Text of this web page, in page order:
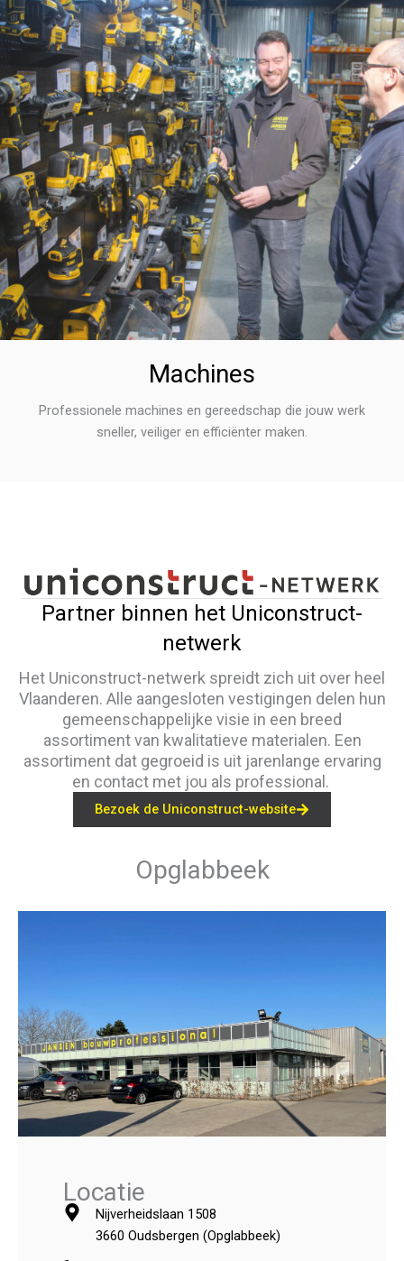
Machines
Professionele machines en gereedschap die jouw werk
sneller, veiliger en efficiënter maken.
Partner binnen het Uniconstruct-
netwerk
Het Uniconstruct-netwerk spreidt zich uit over heel
Vlaanderen. Alle aangesloten vestigingen delen hun
gemeenschappelijke visie in een breed
assortiment van kwalitatieve materialen. Een
assortiment dat gegroeid is uit jarenlange ervaring
en contact met jou als professional.
Bezoek de Uniconstruct-website
Opglabbeek
Locatie
Nijverheidslaan 1508
3660 Oudsbergen (Opglabbeek)